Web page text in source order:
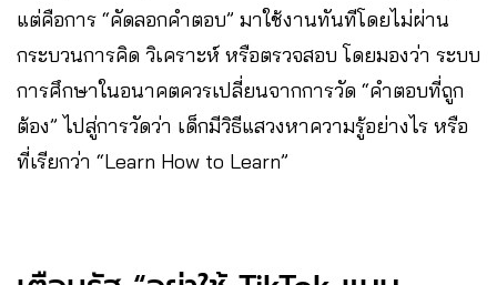
แต่คือการ “คัดลอกคำตอบ” มาใช้งานทันทีโดยไม่ผ่าน
กระบวนการคิด วิเคราะห์ หรือตรวจสอบ โดยมองว่า ระบบ
การศึกษาในอนาคตควรเปลี่ยนจากการวัด “คำตอบที่ถูก
ต้อง” ไปสู่การวัดว่า เด็กมีวิธีแสวงหาความรู้อย่างไร หรือ
ที่เรียกว่า “Learn How to Learn”